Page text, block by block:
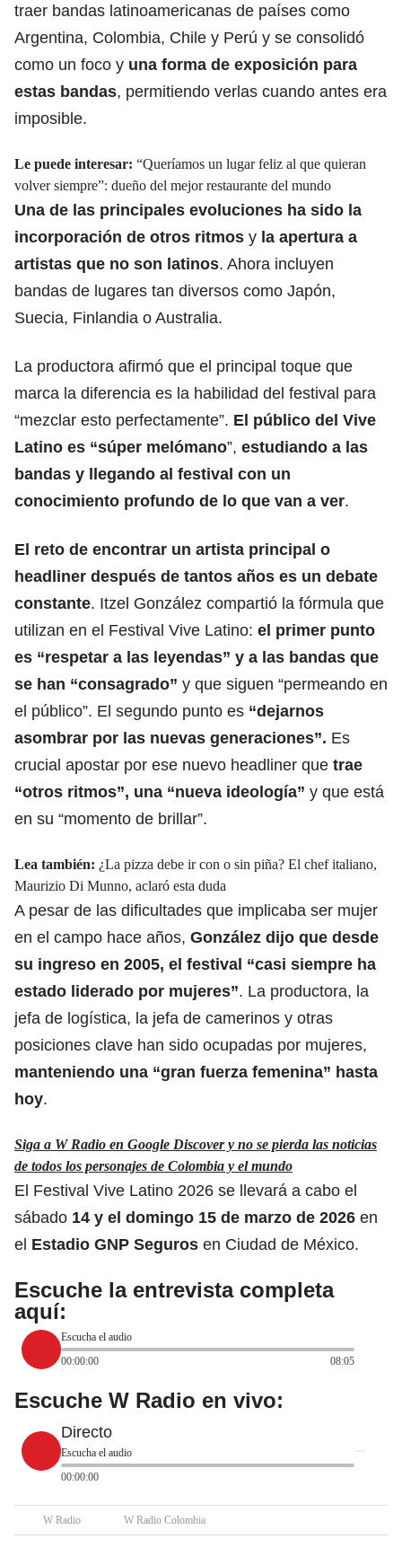
traer bandas latinoamericanas de países como
Argentina, Colombia, Chile y Perú y se consolidó
como un foco y una forma de exposición para
estas bandas, permitiendo verlas cuando antes era
imposible.
Le puede interesar: “Queríamos un lugar feliz al que quieran
volver siempre”: dueño del mejor restaurante del mundo
Una de las principales evoluciones ha sido la
incorporación de otros ritmos y la apertura a
artistas que no son latinos. Ahora incluyen
bandas de lugares tan diversos como Japón,
Suecia, Finlandia o Australia.
La productora afirmó que el principal toque que
marca la diferencia es la habilidad del festival para
“mezclar esto perfectamente”. El público del Vive
Latino es “súper melómano”, estudiando a las
bandas y llegando al festival con un
conocimiento profundo de lo que van a ver.
El reto de encontrar un artista principal o
headliner después de tantos años es un debate
constante. Itzel González compartió la fórmula que
utilizan en el Festival Vive Latino: el primer punto
es “respetar a las leyendas” y a las bandas que
se han “consagrado” y que siguen “permeando en
el público”. El segundo punto es “dejarnos
asombrar por las nuevas generaciones”. Es
crucial apostar por ese nuevo headliner que trae
“otros ritmos”, una “nueva ideología” y que está
en su “momento de brillar”.
Lea también: ¿La pizza debe ir con o sin piña? El chef italiano,
Maurizio Di Munno, aclaró esta duda
A pesar de las dificultades que implicaba ser mujer
en el campo hace años, González dijo que desde
su ingreso en 2005, el festival “casi siempre ha
estado liderado por mujeres”. La productora, la
jefa de logística, la jefa de camerinos y otras
posiciones clave han sido ocupadas por mujeres,
manteniendo una “gran fuerza femenina” hasta
hoy.
Siga a W Radio en Google Discover y no se pierda las noticias
de todos los personajes de Colombia y el mundo
El Festival Vive Latino 2026 se llevará a cabo el
sábado 14 y el domingo 15 de marzo de 2026 en
el Estadio GNP Seguros en Ciudad de México.
Escuche la entrevista completa
aquí:
Escucha el audio
00:00:00
08:05
Escuche W Radio en vivo:
Directo
Escucha el audio
00:00:00
W Radio W Radio Colombia